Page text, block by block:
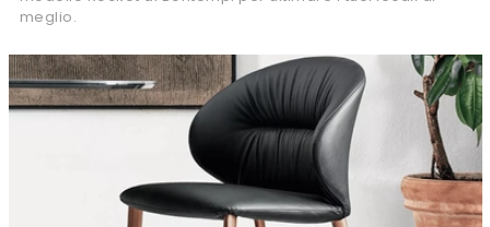
meglio.